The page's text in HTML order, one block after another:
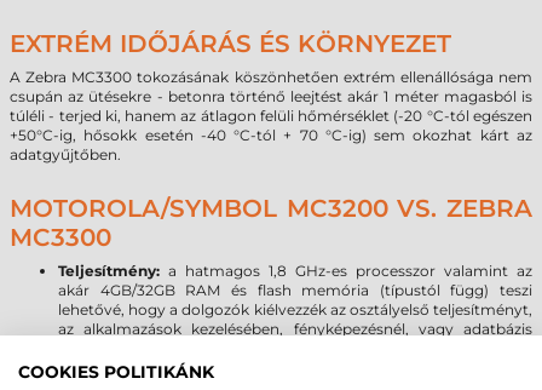
EXTRÉM IDŐJÁRÁS ÉS KÖRNYEZET
A Zebra MC3300 tokozásának köszönhetően extrém ellenállósága nem
csupán az ütésekre - betonra történő leejtést akár 1 méter magasból is
túléli - terjed ki, hanem az átlagon felüli hőmérséklet (-20 °C-tól egészen
+50°C-ig, hősokk esetén -40 °C-tól + 70 °C-ig) sem okozhat kárt az
adatgyűjtőben.
MOTOROLA/SYMBOL MC3200 VS. ZEBRA
MC3300
Teljesítmény: a hatmagos 1,8 GHz-es processzor valamint az
akár 4GB/32GB RAM és flash memória (típustól függ) teszi
lehetővé, hogy a dolgozók kiélvezzék az osztályelső teljesítményt,
az alkalmazások kezelésében, fényképezésnél, vagy adatbázis
teljesítményt nyújt még a legnagyobb igényű multimédiás
COOKIES POLITIKÁNK